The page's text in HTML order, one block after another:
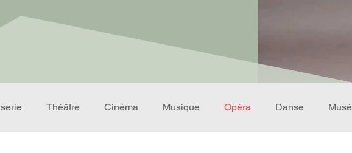
serie Théâtre Cinéma Musique Opéra Danse